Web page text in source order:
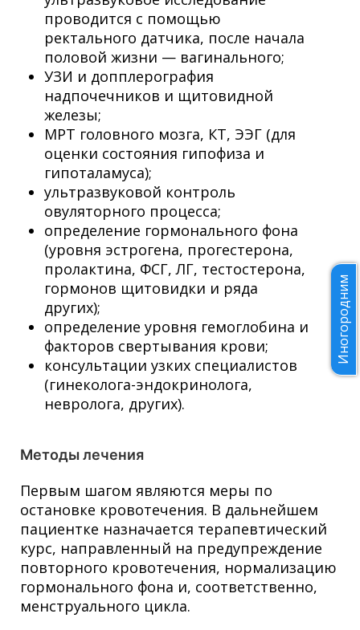
проводится с помощью
ректального датчика, после начала
половой жизни — вагинального;
УЗИ и допплерография
надпочечников и щитовидной
железы;
МРТ головного мозга, КТ, ЭЭГ (для
оценки состояния гипофиза и
гипоталамуса);
ультразвуковой контроль
овуляторного процесса;
определение гормонального фона
(уровня эстрогена, прогестерона,
пролактина, ФСГ, ЛГ, тестостерона,
гормонов щитовидки и ряда
других);
определение уровня гемоглобина и
факторов свертывания крови;
консультации узких специалистов
(гинеколога-эндокринолога,
невролога, других).
Методы лечения
Первым шагом являются меры по
остановке кровотечения. В дальнейшем
пациентке назначается терапевтический
курс, направленный на предупреждение
повторного кровотечения, нормализацию
гормонального фона и, соответственно,
менструального цикла.
Иногородним